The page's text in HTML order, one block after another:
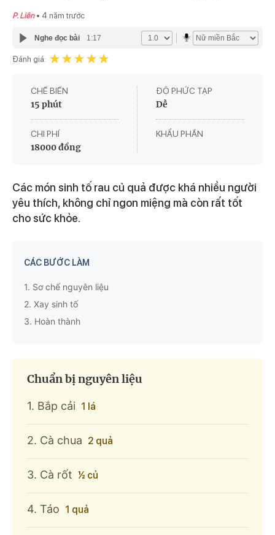
P. Liên 4 năm trước
Nghe đọc bài 1:17
Đánh giá:
CHẾ BIẾN
15 phút
CHI PHÍ
18000 đồng
ĐỘ PHỨC TẠP
Dễ
KHẨU PHẦN
Các món sinh tố rau củ quả được khá nhiều người
yêu thích, không chỉ ngon miệng mà còn rất tốt
cho sức khỏe.
CÁC BƯỚC LÀM
1. Sơ chế nguyên liệu
2. Xay sinh tố
3. Hoàn thành
Chuẩn bị nguyên liệu
1. Bắp cải 1 lá
2. Cà chua 2 quả
3. Cà rốt ½ củ
4. Táo 1 quả